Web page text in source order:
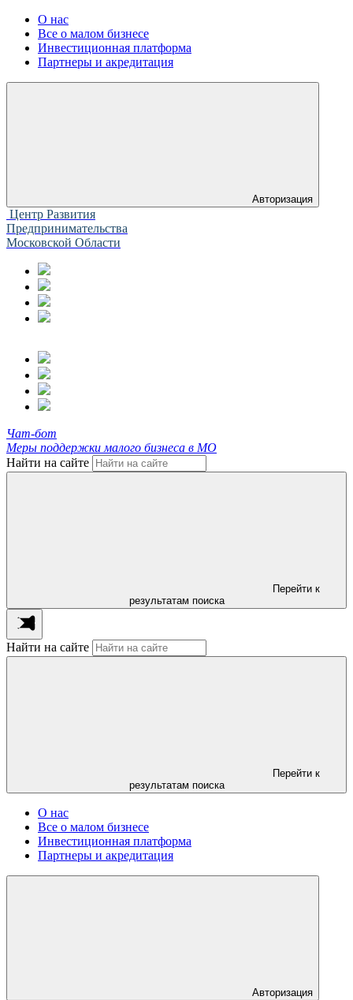
О нас
Все о малом бизнесе
Инвестиционная платформа
Партнеры и акредитация
Авторизация
Центр Развития
Предпринимательства
Московской Области
Чат-бот
Меры поддержки малого бизнеса в МО
Найти на сайте
Перейти к
результатам поиска
Найти на сайте
Перейти к
результатам поиска
О нас
Все о малом бизнесе
Инвестиционная платформа
Партнеры и акредитация
Авторизация